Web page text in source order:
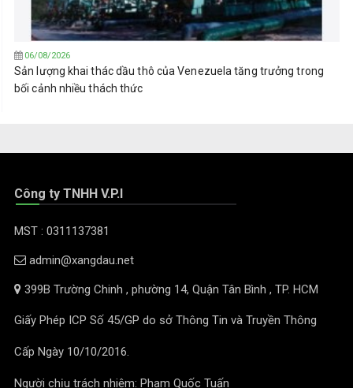
06/08/2026
Sản lượng khai thác dầu thô của Venezuela tăng trưởng trong
bối cảnh nhiều thách thức
Công ty TNHH V.P.I
MST : 0311137381
admin@xangdau.net
399B Trường Chinh , phường 14, Quận Tân Bình , TP. HCM
Giấy Phép ICP Số 45/GP do sở Thông Tin và Truyền Thông
Cấp Ngày 10/10/2016.
Người chịu trách nhiệm: Phạm Quốc Tuấn